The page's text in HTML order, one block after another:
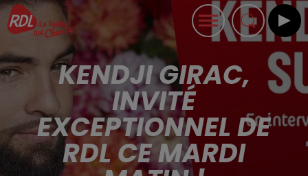
KENDJI GIRAC,
INVITÉ
EXCEPTIONNEL DE
RDL CE MARDI